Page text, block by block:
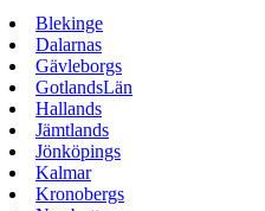
Blekinge
Dalarnas
Gävleborgs
GotlandsLän
Hallands
Jämtlands
Jönköpings
Kalmar
Kronobergs